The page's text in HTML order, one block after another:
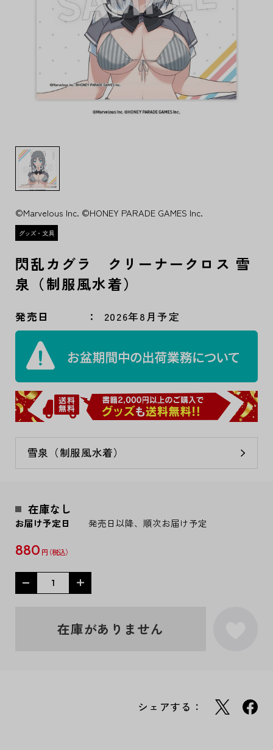
©Marvelous Inc. ©HONEY PARADE GAMES Inc.
閃乱カグラ クリーナークロス 雪
泉（制服風水着）
発売日 2026年8月予定
雪泉（制服風水着）
在庫なし
お届け予定日 発売日以降、順次お届け予定
880 円
在庫がありません
シェアする：